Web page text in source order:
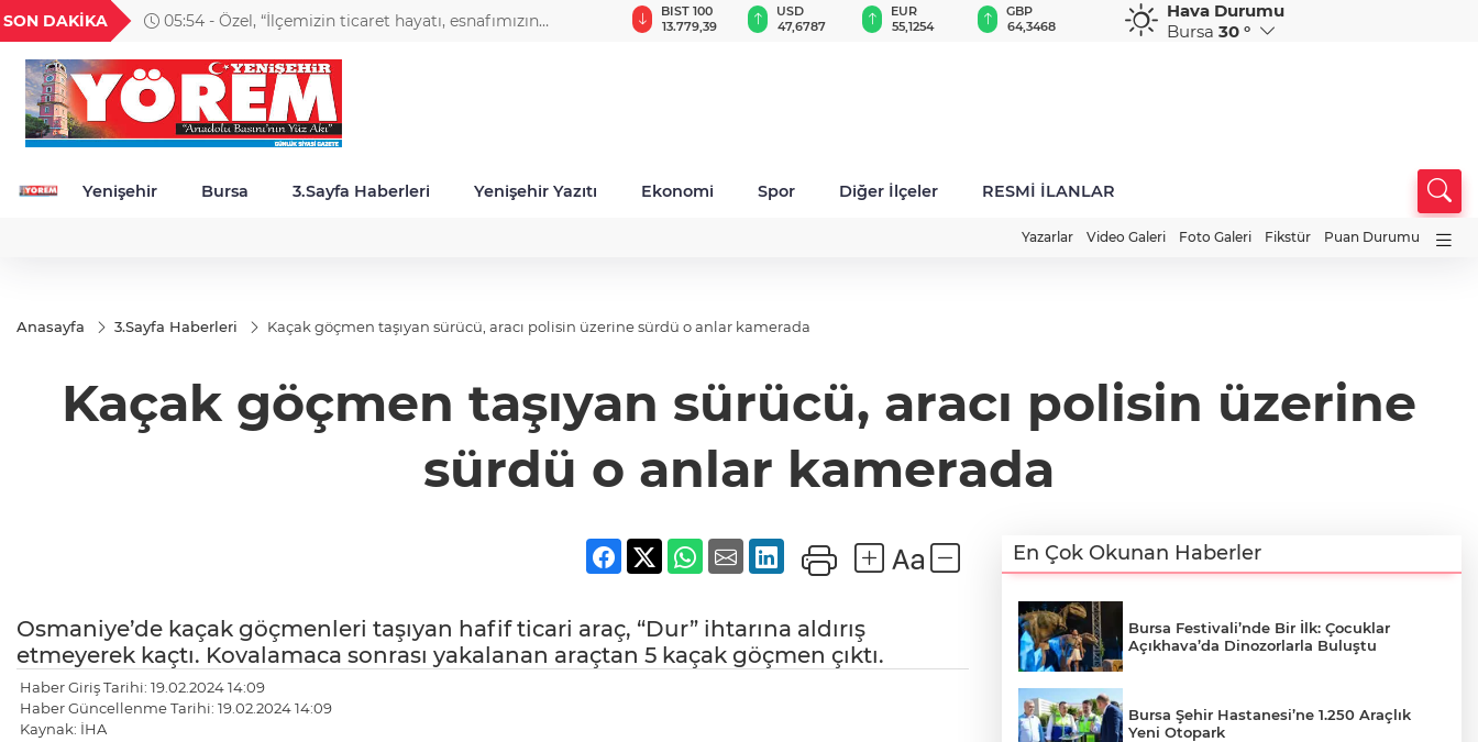
SON DAKİKA
05:54 - Özel, “İlçemizin ticaret hayatı, esnafımızın
18,2677
TND
16,3788
BGN
27,9743
0,0018
6.660,55
BIST 100
13.779,39
USD
47,6787
EUR
55,1254
GBP
64,3468
CHF
59,0083
CAD
34,1883
Hava Durumu
Bursa 30 °
Yenişehir Bursa 3.Sayfa Haberleri Yenişehir Yazıtı Ekonomi Spor Diğer İlçeler RESMİ İLANLAR
Yazarlar Video Galeri Foto Galeri Fikstür Puan Durumu
Anasayfa 3.Sayfa Haberleri Kaçak göçmen taşıyan sürücü, aracı polisin üzerine sürdü o anlar kamerada
Kaçak göçmen taşıyan sürücü, aracı polisin üzerine
sürdü o anlar kamerada
Osmaniye’de kaçak göçmenleri taşıyan hafif ticari araç, “Dur” ihtarına aldırış
etmeyerek kaçtı. Kovalamaca sonrası yakalanan araçtan 5 kaçak göçmen çıktı.
Haber Giriş Tarihi: 19.02.2024 14:09
Haber Güncellenme Tarihi: 19.02.2024 14:09
Kaynak: İHA
En Çok Okunan Haberler
Bursa Festivali’nde Bir İlk: Çocuklar
Açıkhava’da Dinozorlarla Buluştu
Bursa Şehir Hastanesi’ne 1.250 Araçlık
Yeni Otopark